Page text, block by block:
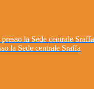
la Sede centrale Sraffa
la Sede centrale Sraffa